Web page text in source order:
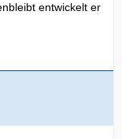
entwickelt er